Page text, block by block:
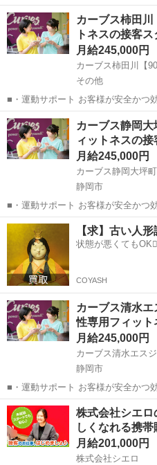
の使い方をアドバイスします。運動
どなので、難しい指導はありません
ょう！」といったお声がけをしなが
静岡 静岡市 その他
カーブス柿田
トネスの接客ス
月給245,000円
カーブス柿田川【
その他
■・運動サポート お客様が安全かつ
の使い方をアドバイスします。運動
どなので、難しい指導はありません
ょう！」といったお声がけをしなが
静岡 その他 その他
カーブス静岡
ィットネスの
月給245,000円
カーブス静岡大坪町
静岡市
■・運動サポート お客様が安全かつ
の使い方をアドバイスします。運動
どなので、難しい指導はありません
ょう！」といったお声がけをしなが
静岡 静岡市 その他
【求】古い人
状態が悪くても
COYASH
カーブス清水
性専用フィッ
月給245,000円
カーブス清水エス
静岡市
■・運動サポート お客様が安全かつ
の使い方をアドバイスします。運動
どなので、難しい指導はありませ
ょう！」といったお声がけをしなが
静岡 静岡市 その他
株式会社シエ
しくなれる携
月給201,000円
株式会社シエロ